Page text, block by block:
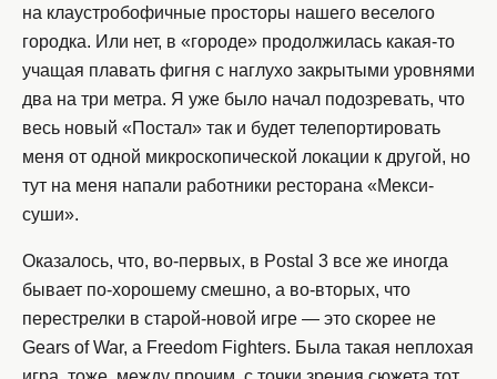
на клаустробофичные просторы нашего веселого
городка. Или нет, в «городе» продолжилась какая-то
учащая плавать фигня с наглухо закрытыми уровнями
два на три метра. Я уже было начал подозревать, что
весь новый «Постал» так и будет телепортировать
меня от одной микроскопической локации к другой, но
тут на меня напали работники ресторана «Мекси-
суши».
Оказалось, что, во-первых, в Postal 3 все же иногда
бывает по-хорошему смешно, а во-вторых, что
перестрелки в старой-новой игре — это скорее не
Gears of War, а Freedom Fighters. Была такая неплохая